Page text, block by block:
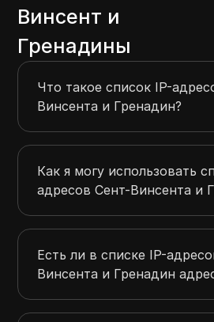
Винсент и
Гренадины
Что такое список IP-
Винсента и Гренадин?
Как я могу использовать
адресов Сент-Винсента и
Есть ли в списке IP-
Винсента и Гренадин